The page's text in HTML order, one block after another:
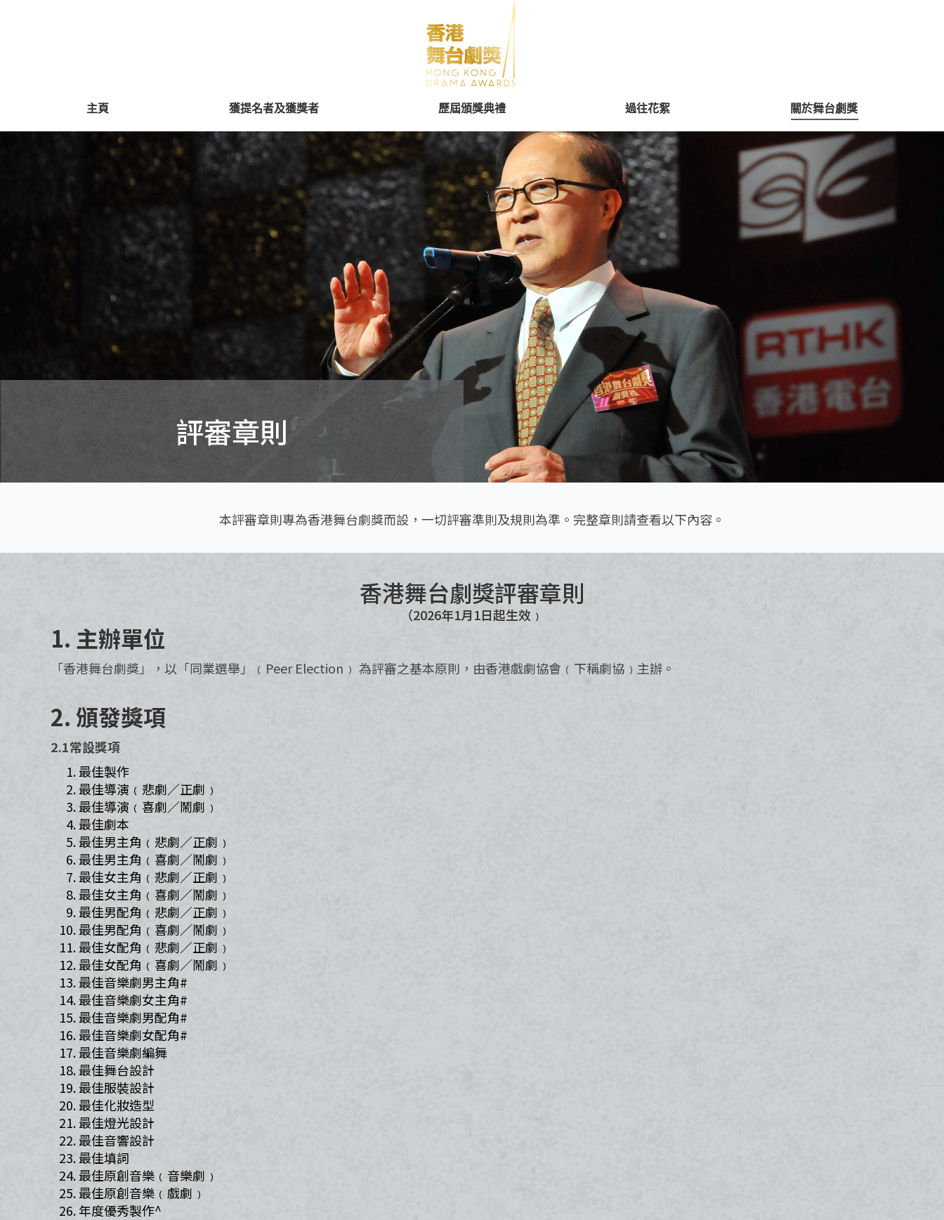
主頁 獲提名者及獲獎者 歷屆頒獎典禮 過往花絮 關於舞台劇獎
評審章則
本評審章則專為香港舞台劇獎而設，一切評審準則及規則為準。完整章則請查看以下內容。
香港舞台劇獎評審章則
（2026年1月1日起生效﹚
1. 主辦單位​
「香港舞台劇獎」，以「同業選舉」﹙Peer Election﹚ 為評審之基本原則，由香港戲劇協會﹙下稱劇協﹚主辦。​
2. 頒發獎項​
2.1常設獎項
最佳製作
最佳導演﹙悲劇／正劇﹚
最佳導演﹙喜劇／鬧劇﹚
最佳劇本
最佳男主角﹙悲劇／正劇﹚
最佳男主角﹙喜劇／鬧劇﹚
最佳女主角﹙悲劇／正劇﹚
最佳女主角﹙喜劇／鬧劇﹚
最佳男配角﹙悲劇／正劇﹚
最佳男配角﹙喜劇／鬧劇﹚
最佳女配角﹙悲劇／正劇﹚
最佳女配角﹙喜劇／鬧劇﹚
最佳音樂劇男主角#
最佳音樂劇女主角#
最佳音樂劇男配角#
最佳音樂劇女配角#
最佳音樂劇編舞
最佳舞台設計
最佳服裝設計
最佳化妝造型
最佳燈光設計
最佳音響設計
最佳填詞
最佳原創音樂﹙音樂劇﹚
最佳原創音樂﹙戲劇﹚
年度優秀製作^